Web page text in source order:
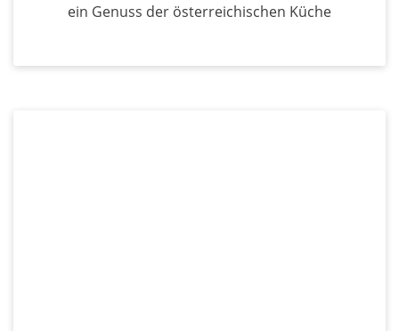
ein Genuss der österreichischen Küche